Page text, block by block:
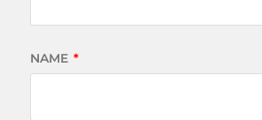
NAME *